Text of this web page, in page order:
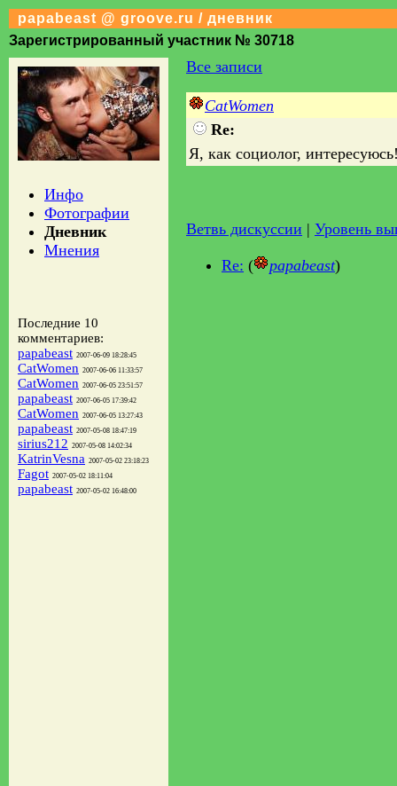
papabeast @ groove.ru / дневник
Зарегистрированный участник № 30718
Инфо
Фотографии
Дневник
Мнения
Последние 10
комментариев:
papabeast 2007-06-09 18:28:45
CatWomen 2007-06-06 11:33:57
CatWomen 2007-06-05 23:51:57
papabeast 2007-06-05 17:39:42
CatWomen 2007-06-05 13:27:43
papabeast 2007-05-08 18:47:19
sirius212 2007-05-08 14:02:34
KatrinVesna 2007-05-02 23:18:23
Fagot 2007-05-02 18:11:04
papabeast 2007-05-02 16:48:00
Все записи
CatWomen
Re:
Я, как социолог,
Ветвь дискуссии | Уровень
Re: ( papabeast)